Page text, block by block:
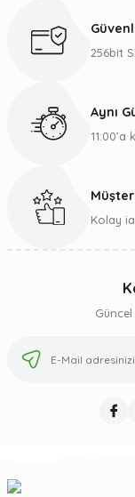
256bit
Aynı
Kolay
Güncel